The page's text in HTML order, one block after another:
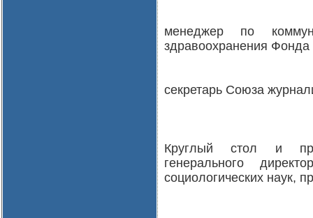
менеджер по
здравоохранения
секретарь Союза
Круглый стол и
генерального
социологических наук,